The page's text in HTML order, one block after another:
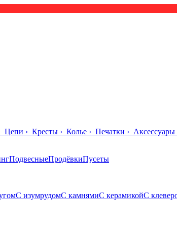
Цепи › Кресты › Колье › Печатки › Аксессуары
ПодвесныеПродёвкиПусеты
С изумрудомС камнямиС керамикойС